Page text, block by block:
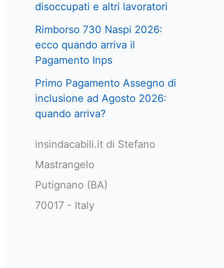
disoccupati e altri lavoratori
Rimborso 730 Naspi 2026:
ecco quando arriva il
Pagamento Inps
Primo Pagamento Assegno di
inclusione ad Agosto 2026:
quando arriva?
insindacabili.it di Stefano
Mastrangelo
Putignano (BA)
70017 - Italy